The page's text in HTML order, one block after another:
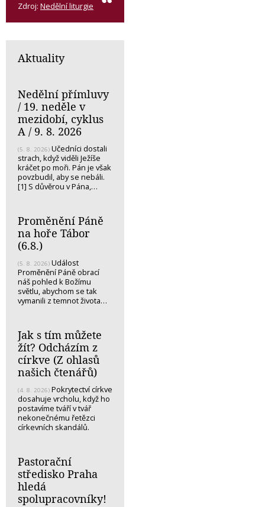
Zdroj: Nedělní liturgie
Aktuality
Nedělní přímluvy
/ 19. neděle v
mezidobí, cyklus
A / 9. 8. 2026
(5. 8. 2026) Učedníci dostali
strach, když viděli Ježíše
kráčet po moři. Pán je však
povzbudil, aby se nebáli.
[1] S důvěrou v Pána,…
Proměnění Páně
na hoře Tábor
(6.8.)
(5. 8. 2026) Událost
Proměnění Páně obrací
náš pohled k Božímu
světlu, abychom se tak
vymanili z temnot života…
Jak s tím můžete
žít? Odcházím z
církve (Z ohlasů
našich čtenářů)
(4. 8. 2026) Pokrytectví církve
dosahuje vrcholu, když ho
postavíme tváří v tvář
nekonečnému řetězci
církevních skandálů.
Pastorační
středisko Praha
hledá
spolupracovníky!